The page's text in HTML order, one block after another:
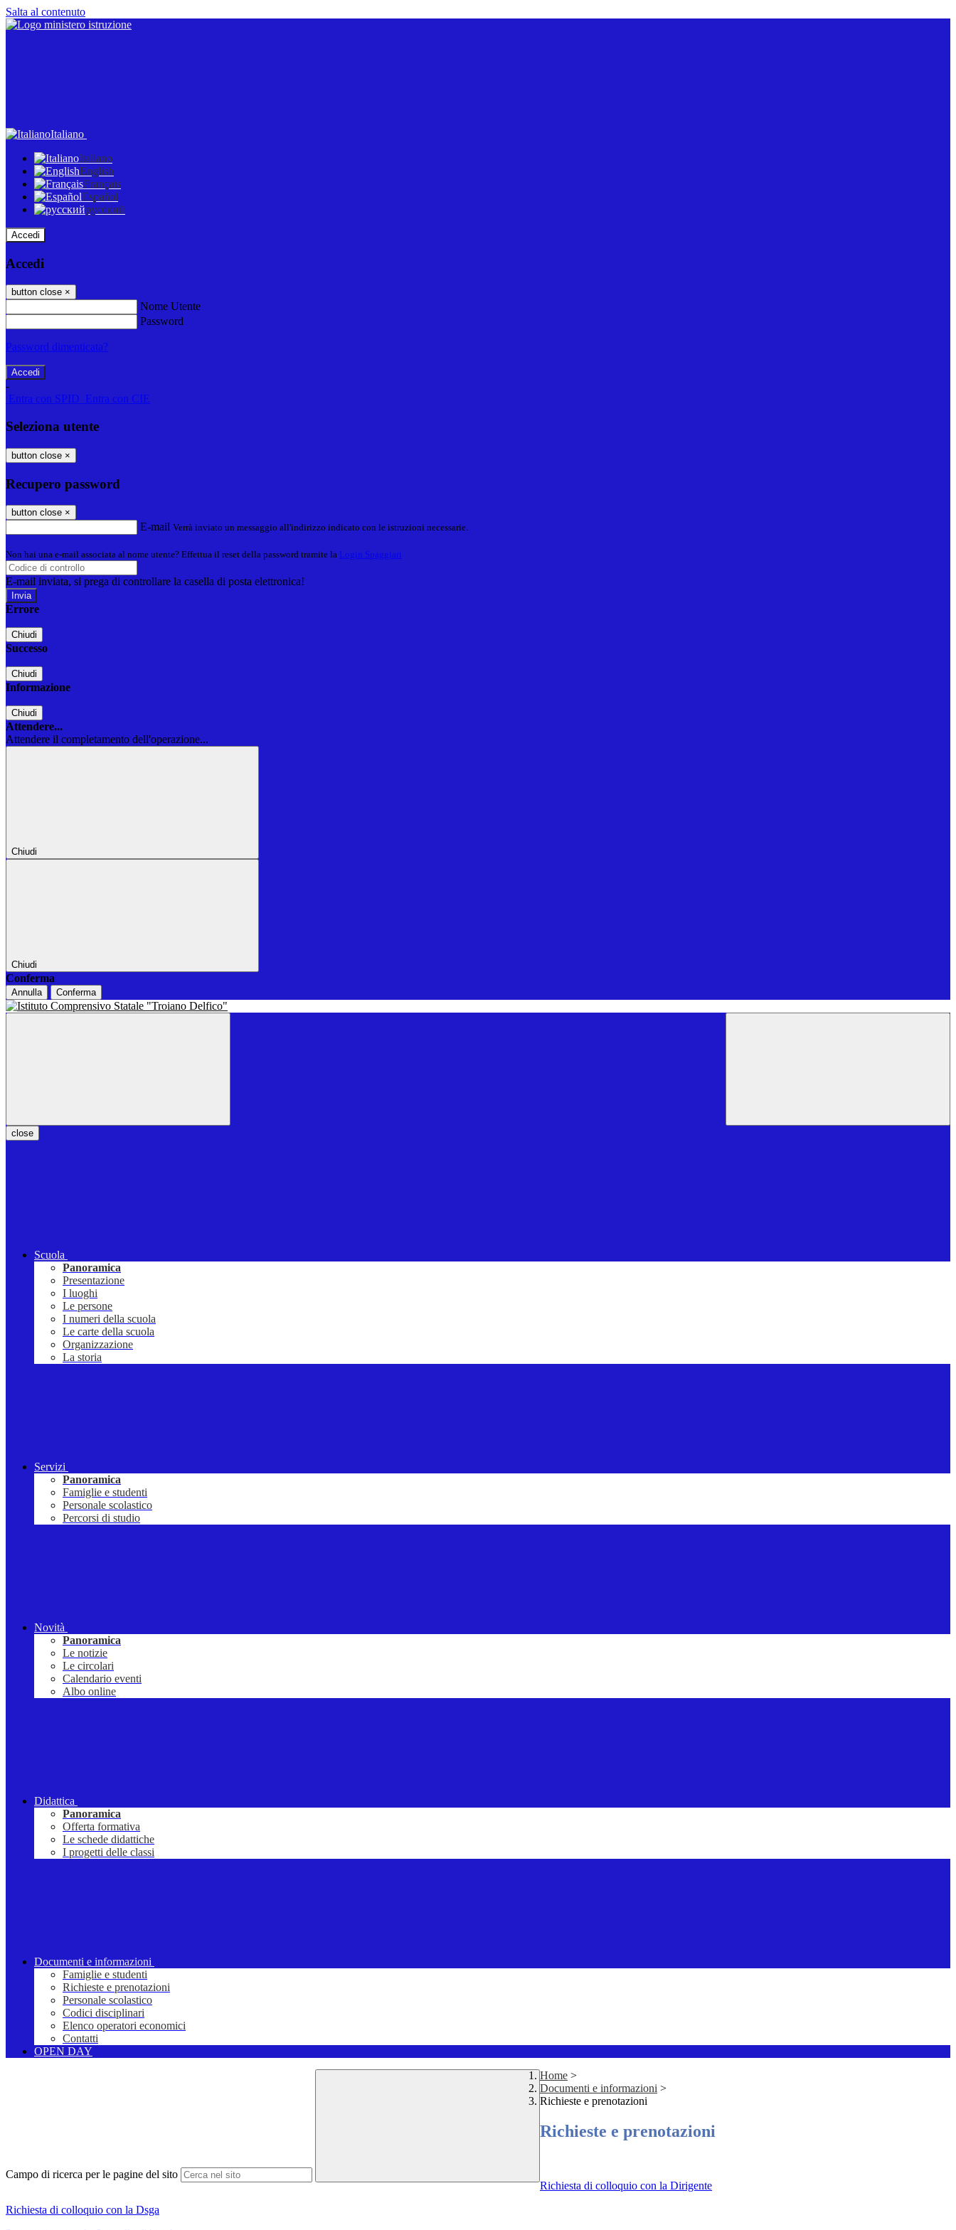
Salta al contenuto
Italiano
Italiano
English
Français
Español
русский
Accedi
Accedi
button close ×
Nome Utente
Password
Password dimenticata?
-
Entra con SPID
Entra con CIE
Seleziona utente
button close ×
Recupero password
button close ×
E-mail Verrà inviato un messaggio all'indirizzo indicato con le istruzioni necessarie.
Non hai una e-mail associata al nome utente? Effettua il reset della password tramite la Login Spaggiari
E-mail inviata, si prega di controllare la casella di posta elettronica!
Errore
Chiudi
Successo
Chiudi
Informazione
Chiudi
Attendere...
Attendere il completamento dell'operazione...
Chiudi
Chiudi
Conferma
Annulla Conferma
close
Scuola
Panoramica
Presentazione
I luoghi
Le persone
I numeri della scuola
Le carte della scuola
Organizzazione
La storia
Servizi
Panoramica
Famiglie e studenti
Personale scolastico
Percorsi di studio
Novità
Panoramica
Le notizie
Le circolari
Calendario eventi
Albo online
Didattica
Panoramica
Offerta formativa
Le schede didattiche
I progetti delle classi
Documenti e informazioni
Famiglie e studenti
Richieste e prenotazioni
Personale scolastico
Codici disciplinari
Elenco operatori economici
Contatti
OPEN DAY
Campo di ricerca per le pagine del sito
Home >
Documenti e informazioni >
Richieste e prenotazioni
Richieste e prenotazioni
Richiesta di colloquio con la Dirigente
Richiesta di colloquio con la Dsga